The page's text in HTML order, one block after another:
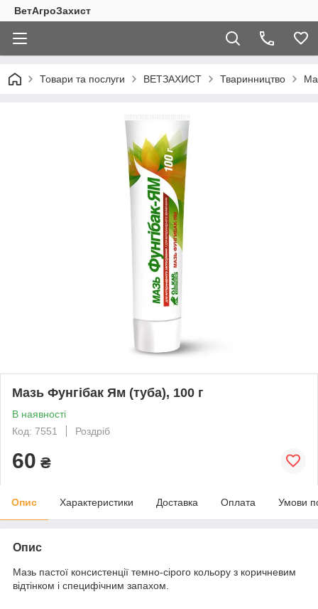
ВетАгроЗахист
Товари та послуги ВЕТЗАХИСТ Тваринництво
Мазь Фунгібак Ям (туба), 100 г
В наявності
Код: 7551
Роздріб
60 ₴
Опис Характеристики Доставка Оплата Умови
Опис
Мазь пастої консистенції темно-сірого кольору з коричневим
відтінком і специфічним запахом.